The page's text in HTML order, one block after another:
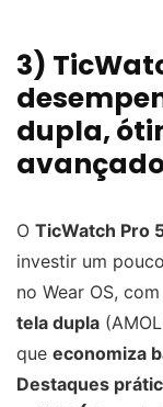
3)
dupla,
O TicWatch Pro
investir um
no Wear OS, com
tela dupla
que economiza
Destaques